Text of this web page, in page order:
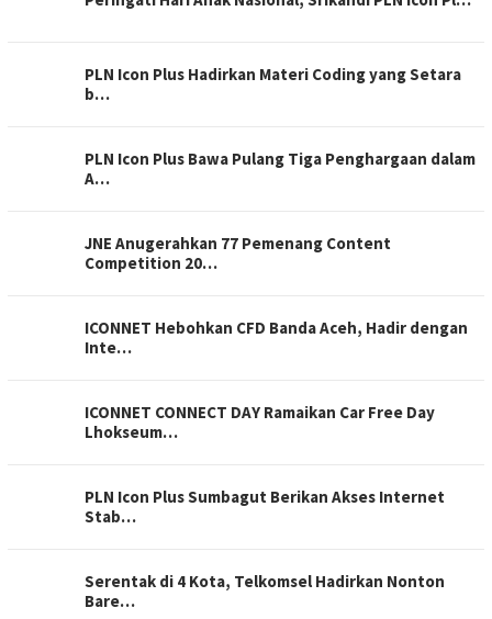
PLN Icon Plus Hadirkan Materi Coding yang Setara
b…
PLN Icon Plus Bawa Pulang Tiga Penghargaan dalam
A…
JNE Anugerahkan 77 Pemenang Content
Competition 20…
ICONNET Hebohkan CFD Banda Aceh, Hadir dengan
Inte…
ICONNET CONNECT DAY Ramaikan Car Free Day
Lhokseum…
PLN Icon Plus Sumbagut Berikan Akses Internet
Stab…
Serentak di 4 Kota, Telkomsel Hadirkan Nonton
Bare…